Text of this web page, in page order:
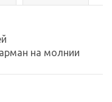
на молнии